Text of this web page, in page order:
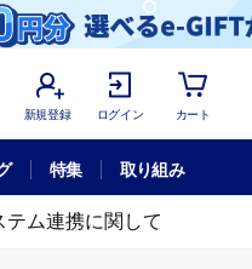
新規登録 ログイン カート
特集 取り組み
テム連携に関して